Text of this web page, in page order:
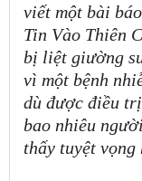
viết một bài
Tin Vào Thiên
bị liệt giường
vì một bệnh
dù được điều
bao nhiêu
thấy tuyệt vọng